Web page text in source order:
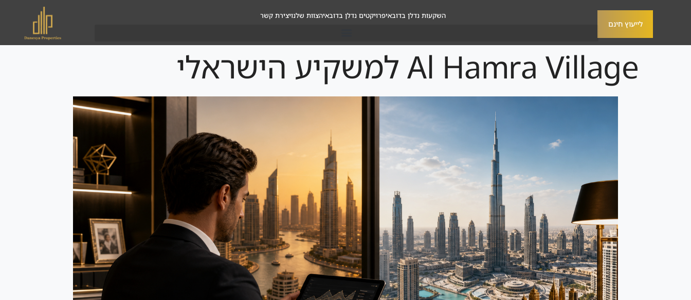
השקעות נדלן בדובאיפרויקטים נדלן בדובאיהצוות שלנויצירת קשר
לייעוץ חינם
Al Hamra Village למשקיע הישראלי